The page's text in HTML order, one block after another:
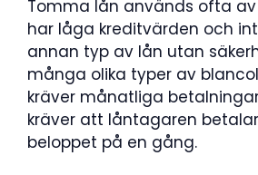
Tomma lån används ofta
har låga kreditvärden och
annan typ av lån utan
många olika typer av
kräver månatliga
kräver att låntagaren
beloppet på en gång.